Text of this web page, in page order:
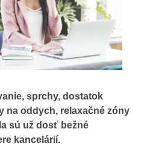
sprchy, dostatok
na oddych, relaxačné zóny
sú už dosť bežné
kancelárií.